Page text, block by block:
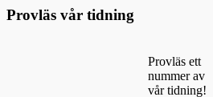
Provläs vår tidning
Provläs ett
nummer av
vår tidning!